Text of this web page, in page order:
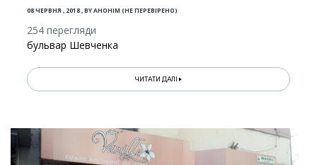
08 ЧЕРВНЯ , 2018,BYАНОНІМ (НЕ ПЕРЕВІРЕНО)
254 перегляди
бульвар Шевченка
ЧИТАТИ ДАЛІ